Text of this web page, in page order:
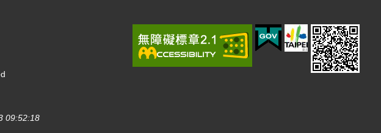
09:52:18